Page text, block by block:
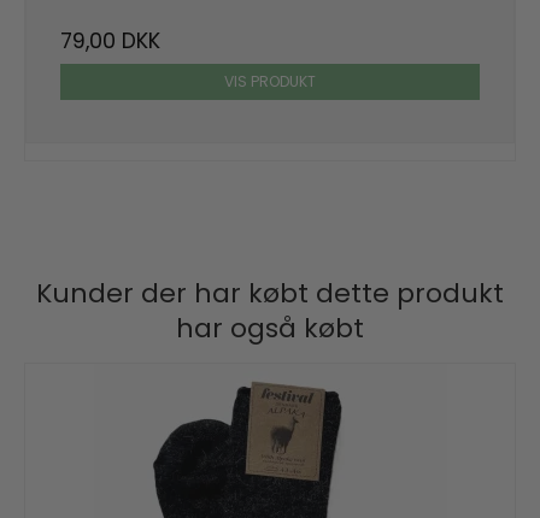
79,00 DKK
VIS PRODUKT
Kunder der har købt dette produkt
har også købt